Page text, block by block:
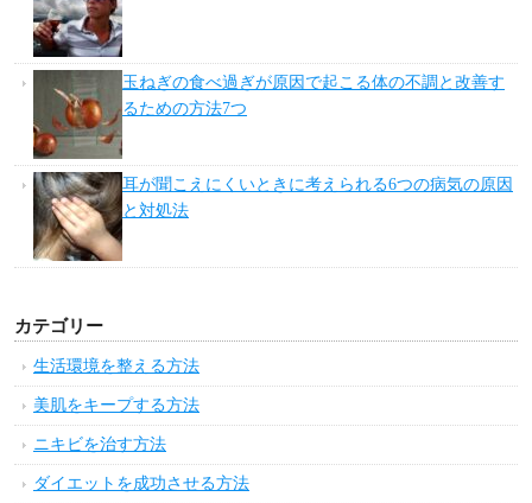
玉ねぎの食べ過ぎが原因で起こる体の不調と改善す
るための方法7つ
耳が聞こえにくいときに考えられる6つの病気の原因
と対処法
カテゴリー
生活環境を整える方法
美肌をキープする方法
ニキビを治す方法
ダイエットを成功させる方法